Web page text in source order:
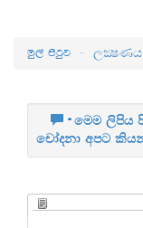
uq,a msgqj
මෙම ලිපිය
චෝදනා අපට